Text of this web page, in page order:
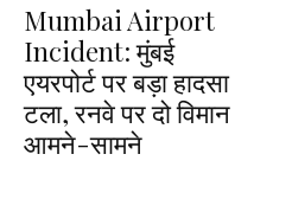
Mumbai Airport
Incident: मुंबई
एयरपोर्ट पर बड़ा हादसा
टला, रनवे पर दो विमान
आमने-सामने